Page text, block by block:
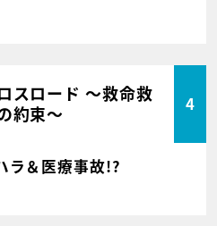
スロード ～救命救
約束～
4
＆医療事故!?